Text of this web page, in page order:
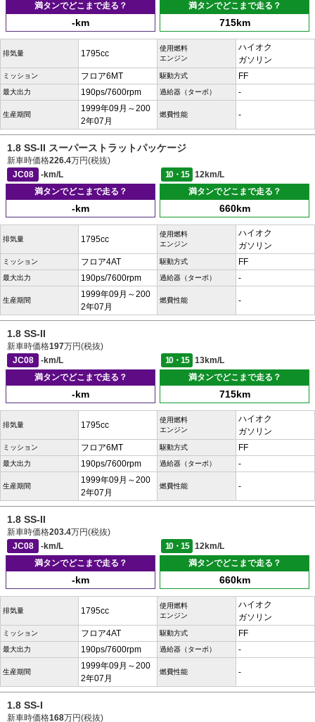
満タンでどこまで走る？
-km
満タンでどこまで走る？
715km
排気量 1795cc
使用燃料
エンジン
ハイオク
ガソリン
ミッション フロア6MT 駆動方式 FF
最大出力 190ps/7600rpm 過給器（ターボ） -
生産期間
1999年09月～200
2年07月
燃費性能 -
1.8 SS-II スーパーストラットパッケージ
新車時価格226.4万円(税抜)
JC08
-km/L 10・15
12km/L
満タンでどこまで走る？
-km
満タンでどこまで走る？
660km
排気量 1795cc
使用燃料
エンジン
ハイオク
ガソリン
ミッション フロア4AT 駆動方式 FF
最大出力 190ps/7600rpm 過給器（ターボ） -
生産期間
1999年09月～200
2年07月
燃費性能 -
1.8 SS-II
新車時価格197万円(税抜)
JC08
-km/L 10・15
13km/L
満タンでどこまで走る？
-km
満タンでどこまで走る？
715km
排気量 1795cc
使用燃料
エンジン
ハイオク
ガソリン
ミッション フロア6MT 駆動方式 FF
最大出力 190ps/7600rpm 過給器（ターボ） -
生産期間
1999年09月～200
2年07月
燃費性能 -
1.8 SS-II
新車時価格203.4万円(税抜)
JC08
-km/L 10・15
12km/L
満タンでどこまで走る？
-km
満タンでどこまで走る？
660km
排気量 1795cc
使用燃料
エンジン
ハイオク
ガソリン
ミッション フロア4AT 駆動方式 FF
最大出力 190ps/7600rpm 過給器（ターボ） -
生産期間
1999年09月～200
2年07月
燃費性能 -
1.8 SS-I
新車時価格168万円(税抜)